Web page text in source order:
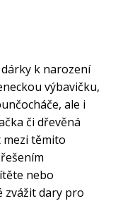
k narození
výbavičku,
ale i
či dřevěná
těmito
nebo
zvážit dary pro